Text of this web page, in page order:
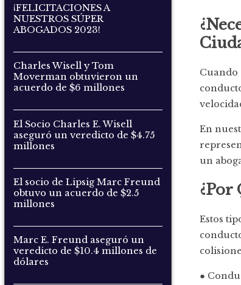
¡FELICITACIONES A
NUESTROS SÚPER
ABOGADOS 2023!
Charles Wisell y Tom
Moverman obtuvieron un
acuerdo de $6 millones
El Socio Charles E. Wisell
aseguró un veredicto de $4.75
millones
El socio de Lipsig Marc Freund
obtuvo un acuerdo de $2.5
millones
Marc E. Freund aseguró un
veredicto de $10.4 millones de
dólares
Cuando
En
un
¿Por
Estos
●